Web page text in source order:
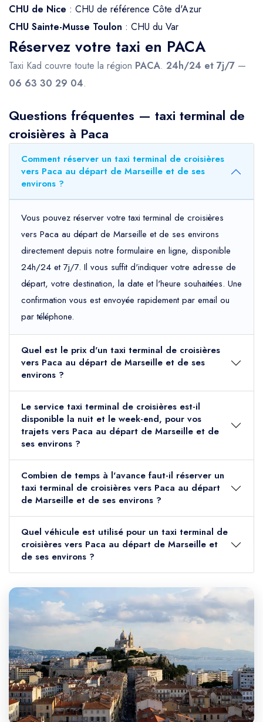
CHU de Nice : CHU de référence Côte d'Azur
CHU Sainte-Musse Toulon : CHU du Var
Réservez votre taxi en PACA
Taxi Kad couvre toute la région PACA. 24h/24 et 7j/7 —
06 63 30 29 04.
Questions fréquentes — taxi terminal de
croisières à Paca
Comment réserver un taxi terminal de croisières
vers Paca au départ de Marseille et de ses
environs ?
Vous pouvez réserver votre taxi terminal de croisières
vers Paca au départ de Marseille et de ses environs
directement depuis notre formulaire en ligne, disponible
24h/24 et 7j/7. Il vous suffit d'indiquer votre adresse de
départ, votre destination, la date et l'heure souhaitées. Une
confirmation vous est envoyée rapidement par email ou
par téléphone.
Quel est le prix d'un taxi terminal de croisières
vers Paca au départ de Marseille et de ses
environs ?
Le service taxi terminal de croisières est-il
disponible la nuit et le week-end, pour vos
trajets vers Paca au départ de Marseille et de
ses environs ?
Combien de temps à l'avance faut-il réserver un
taxi terminal de croisières vers Paca au départ
de Marseille et de ses environs ?
Quel véhicule est utilisé pour un taxi terminal de
croisières vers Paca au départ de Marseille et
de ses environs ?